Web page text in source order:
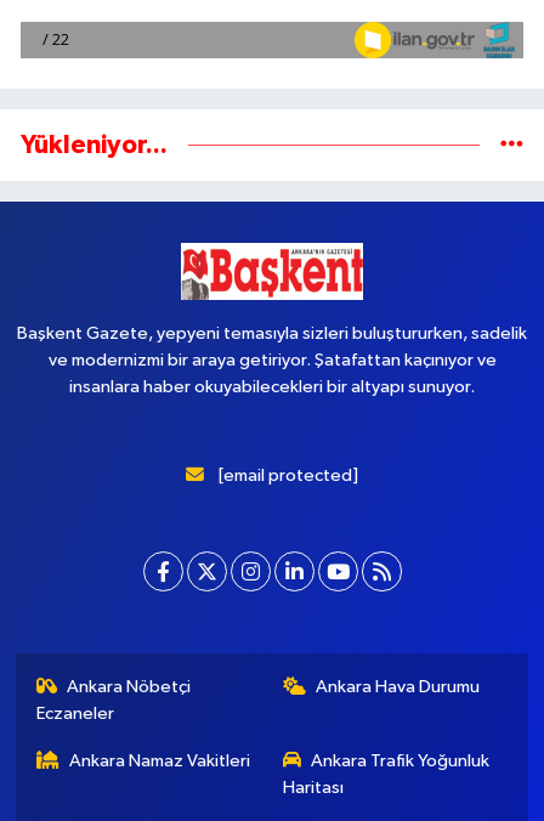
Yükleniyor...
Başkent Gazete, yepyeni temasıyla sizleri buluştururken, sadelik
ve modernizmi bir araya getiriyor. Şatafattan kaçınıyor ve
insanlara haber okuyabilecekleri bir altyapı sunuyor.
[email protected]
Ankara Nöbetçi
Eczaneler
Ankara Hava Durumu
Ankara Namaz Vakitleri
Ankara Trafik Yoğunluk
Haritası